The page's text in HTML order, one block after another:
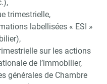
trimestrielle,
labellisées « ESI »
sur les actions
de l’immobilier,
générales de Chambre